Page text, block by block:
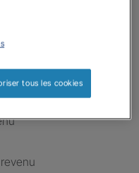
tous les cookies